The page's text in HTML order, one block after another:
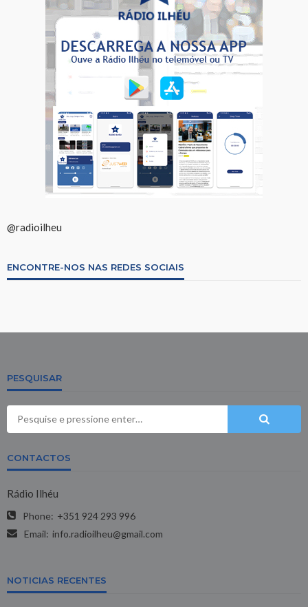
@radioilheu
ENCONTRE-NOS NAS REDES SOCIAIS
PESQUISAR
CONTACTOS
Rádio Ilhéu
Phone: +351 924 293 996
Email: info.radioilheu@gmail.com
NOTICIAS RECENTES